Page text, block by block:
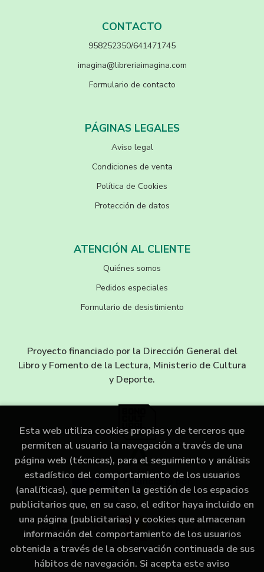
CONTACTO
958252350/641471745
imagina@libreriaimagina.com
Formulario de contacto
PÁGINAS LEGALES
Aviso legal
Condiciones de venta
Política de Cookies
Protección de datos
ATENCIÓN AL CLIENTE
Quiénes somos
Pedidos especiales
Formulario de desistimiento
Proyecto financiado por la Dirección General del
Libro y Fomento de la Lectura, Ministerio de Cultura
y Deporte.
Esta web utiliza cookies propias y de terceros que
permiten al usuario la navegación a través de una
página web (técnicas), para el seguimiento y análisis
estadístico del comportamiento de los usuarios
(analíticas), que permiten la gestión de los espacios
publicitarios que, en su caso, el editor haya incluido en
una página (publicitarias) y cookies que almacenan
información del comportamiento de los usuarios
obtenida a través de la observación continuada de sus
hábitos de navegación. Si acepta este aviso